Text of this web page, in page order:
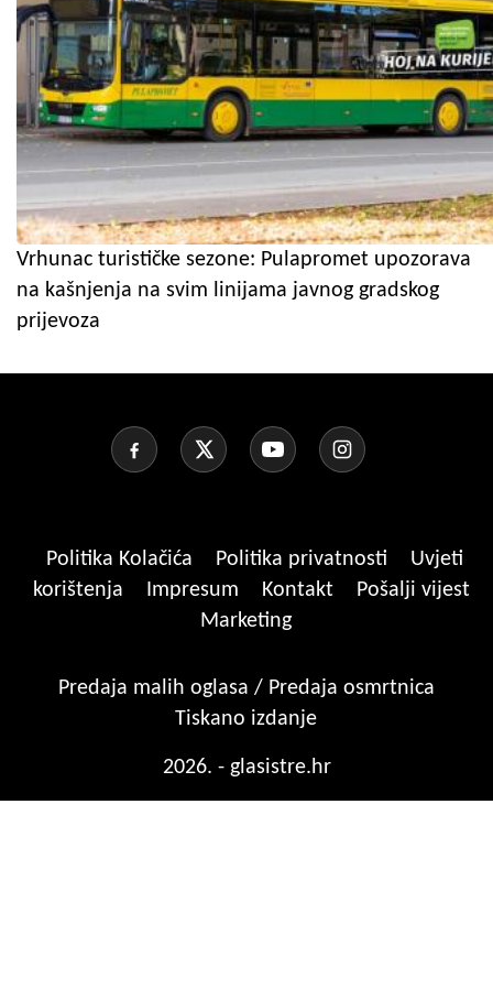
Vrhunac turističke sezone: Pulapromet upozorava
na kašnjenja na svim linijama javnog gradskog
prijevoza
Politika Kolačića Politika privatnosti
Uvjeti
korištenja
Impresum Kontakt
Pošalji vijest
Marketing
Predaja malih oglasa / Predaja osmrtnica
Tiskano izdanje
2026. - glasistre.hr